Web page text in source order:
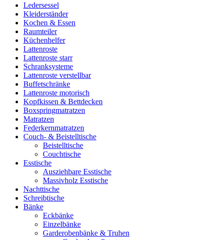
Ledersessel
Kleiderständer
Kochen & Essen
Raumteiler
Küchenhelfer
Lattenroste
Lattenroste starr
Schranksysteme
Lattenroste verstellbar
Buffetschränke
Lattenroste motorisch
Kopfkissen & Bettdecken
Boxspringmatratzen
Matratzen
Federkernmatratzen
Couch- & Beistelltische
Beistelltische
Couchtische
Esstische
Ausziehbare Esstische
Massivholz Esstische
Nachttische
Schreibtische
Bänke
Eckbänke
Einzelbänke
Garderobenbänke & Truhen